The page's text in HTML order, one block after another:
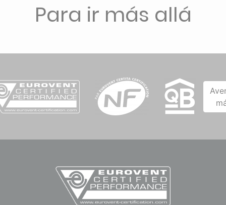
Para ir más allá